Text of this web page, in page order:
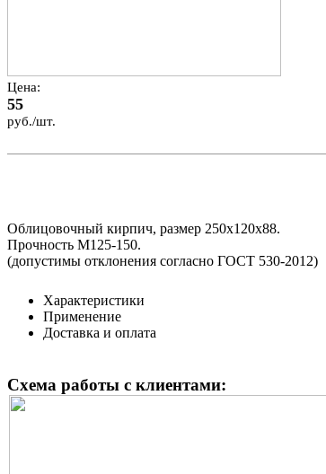
Цена:
55
руб./шт.
Облицовочный кирпич, размер 250х120х88.
Прочность М125-150.
(допустимы отклонения согласно ГОСТ 530-2012)
Характеристики
Применение
Доставка и оплата
Схема работы с клиентами: